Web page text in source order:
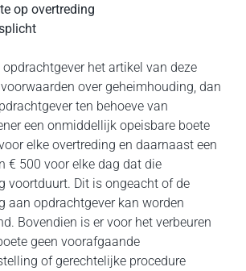
op overtreding
opdrachtgever het artikel van deze
over geheimhouding, dan
ten behoeve van
een onmiddellijk opeisbare boete
elke overtreding en daarnaast een
€ 500 voor elke dag dat die
voortduurt. Dit is ongeacht of de
aan opdrachtgever kan worden
Bovendien is er voor het verbeuren
geen voorafgaande
of gerechtelijke procedure